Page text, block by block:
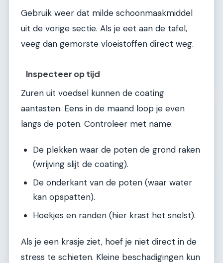
Gebruik weer dat milde schoonmaakmiddel
uit de vorige sectie. Als je eet aan de tafel,
veeg dan gemorste vloeistoffen direct weg.
Inspecteer op tijd
Zuren uit voedsel kunnen de coating
aantasten. Eens in de maand loop je even
langs de poten. Controleer met name:
De plekken waar de poten de grond raken
(wrijving slijt de coating).
De onderkant van de poten (waar water
kan opspatten).
Hoekjes en randen (hier krast het snelst).
Als je een krasje ziet, hoef je niet direct in de
stress te schieten. Kleine beschadigingen kun